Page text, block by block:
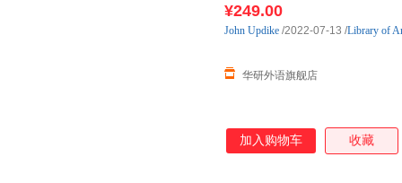
¥249.00
华研外语旗舰店
John Updike /2022-07-13 /Library of
加入购物车 收藏